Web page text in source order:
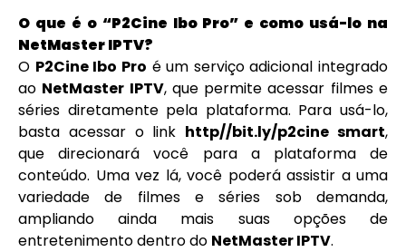
O que é o “P2Cine Ibo Pro” e como usá-lo na
NetMaster IPTV?
O P2Cine Ibo Pro é um serviço adicional integrado
ao NetMaster IPTV, que permite acessar filmes e
séries diretamente pela plataforma. Para usá-lo,
basta acessar o link http//bit.ly/p2cine smart,
que direcionará você para a plataforma de
conteúdo. Uma vez lá, você poderá assistir a uma
variedade de filmes e séries sob demanda,
ampliando ainda mais suas opções de
entretenimento dentro do NetMaster IPTV.